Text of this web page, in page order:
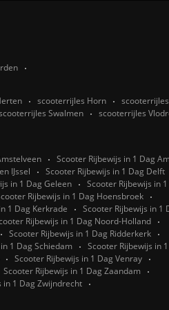
scooterrijles Horn
Swalmen
scooterrijles
Scooter Rijbewijs in 1 Dag
IJssel
Scooter Rijbewijs in 1 Dag Delft
in 1 Dag Geleen
Scooter Rijbewijs in
Rijbewijs in 1 Dag Hoensbroek
1 Dag Kerkrade
Scooter Rijbewijs in 1
Rijbewijs in 1 Dag Noord-Holland
Scooter Rijbewijs in 1 Dag Ridderkerk
1 Dag Schiedam
Scooter Rijbewijs in
Scooter Rijbewijs in 1 Dag Venray
Scooter Rijbewijs in 1 Dag Zaandam
in 1 Dag Zwijndrecht